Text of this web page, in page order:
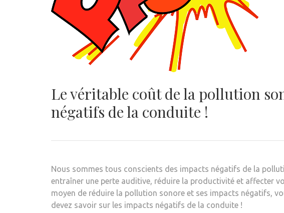
Le véritable coût de la pollution
négatifs de la conduite !
Nous sommes tous conscients des impacts négatifs de la
entraîner une perte auditive, réduire la productivité et affecter
moyen de réduire la pollution sonore et ses impacts négatifs,
devez savoir sur les impacts négatifs de la conduite !